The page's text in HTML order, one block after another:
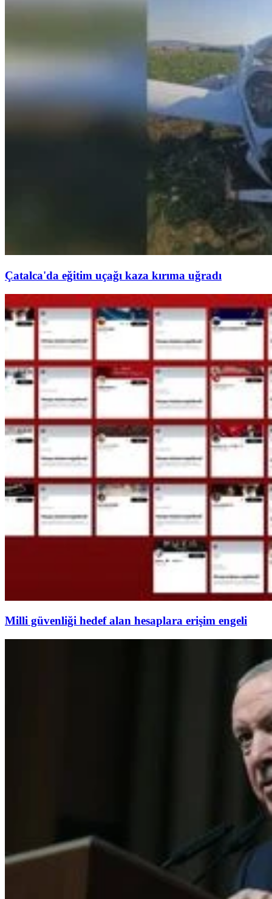
Çatalca'da eğitim uçağı kaza kırıma uğradı
Milli güvenliği hedef alan hesaplara erişim engeli